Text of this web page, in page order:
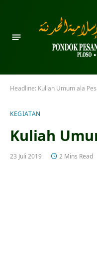
Headline: Kuliah Umum ala
KEGIATAN
Kuliah
23 Juli 2019 2 Mins Read